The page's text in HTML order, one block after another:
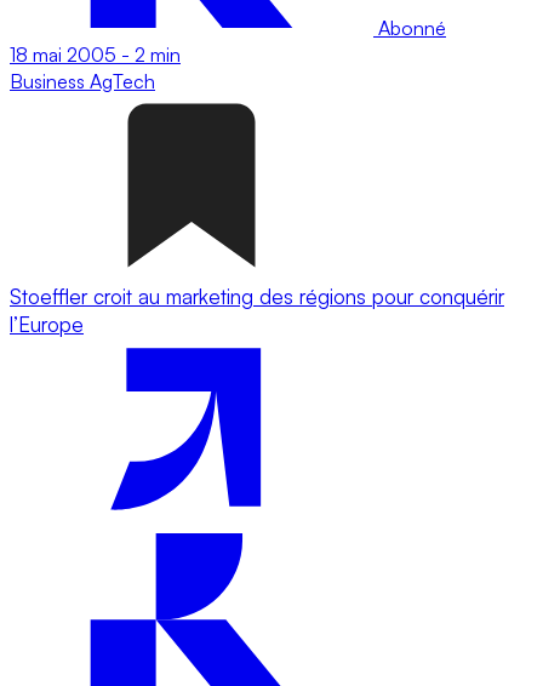
Abonné
18 mai 2005 - 2 min
Business AgTech
Stoeffler croit au marketing des régions pour conquérir
l’Europe